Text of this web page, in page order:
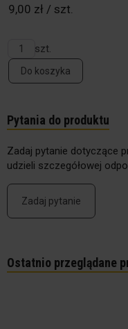
9,00 zł / szt.
szt.
Do koszyka
Pytania do produktu
Zadaj pytanie dotyczące
udzieli szczegółowej
Zadaj pytanie
Ostatnio przeglądane